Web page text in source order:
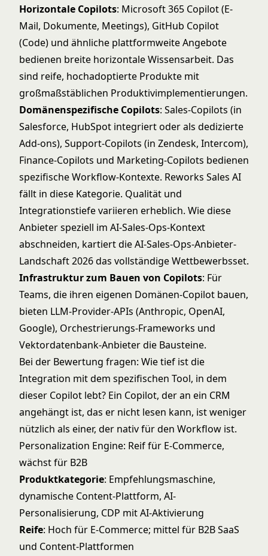
Horizontale Copilots: Microsoft 365 Copilot (E-
Mail, Dokumente, Meetings), GitHub Copilot
(Code) und ähnliche plattformweite Angebote
bedienen breite horizontale Wissensarbeit. Das
sind reife, hochadoptierte Produkte mit
großmaßstäblichen Produktivimplementierungen.
Domänenspezifische Copilots: Sales-Copilots (in
Salesforce, HubSpot integriert oder als dedizierte
Add-ons), Support-Copilots (in Zendesk, Intercom),
Finance-Copilots und Marketing-Copilots bedienen
spezifische Workflow-Kontexte. Reworks Sales AI
fällt in diese Kategorie. Qualität und
Integrationstiefe variieren erheblich. Wie diese
Anbieter speziell im AI-Sales-Ops-Kontext
abschneiden, kartiertdie AI-Sales-Ops-Anbieter-
Landschaft 2026das vollständige Wettbewerbsset.
Infrastruktur zum Bauen von Copilots: Für
Teams, die ihren eigenen Domänen-Copilot bauen,
bieten LLM-Provider-APIs (Anthropic, OpenAI,
Google), Orchestrierungs-Frameworks und
Vektordatenbank-Anbieter die Bausteine.
Bei der Bewertung fragen: Wie tief ist die
Integration mit dem spezifischen Tool, in dem
dieser Copilot lebt? Ein Copilot, der an ein CRM
angehängt ist, das er nicht lesen kann, ist weniger
nützlich als einer, der nativ für den Workflow ist.
Personalization Engine: Reif für E-Commerce,
wächst für B2B
Produktkategorie: Empfehlungsmaschine,
dynamische Content-Plattform, AI-
Personalisierung, CDP mit AI-Aktivierung
Reife: Hoch für E-Commerce; mittel für B2B SaaS
und Content-Plattformen